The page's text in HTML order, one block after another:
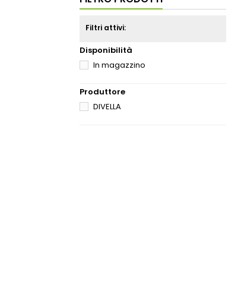
Filtri attivi:
Disponibilità
In magazzino
Produttore
DIVELLA